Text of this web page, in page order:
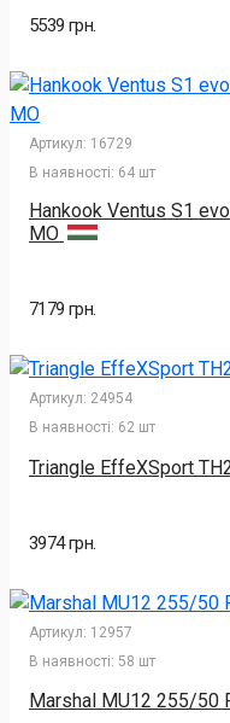
5539 грн.
Артикул: 16729
В наявності: 64 шт
Hankook Ventus S1
MO
7179 грн.
Артикул: 24954
В наявності: 62 шт
Triangle EffeXSport
3974 грн.
Артикул: 12957
В наявності: 58 шт
Marshal MU12 255/50